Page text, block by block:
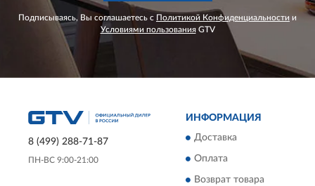
Подписываясь, Вы соглашаетесь с Политикой Конфиденциальности и
Условиями пользованияGTV
8 (499) 288-71-87
ПН-ВС 9:00-21:00
ИНФОРМАЦИЯ
Доставка
Оплата
Возврат товара